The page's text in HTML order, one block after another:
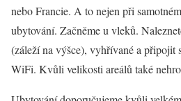
nebo Francie. A to nejen při
ubytování. Začněme u vleků.
(záleží na výšce), vyhřívané a připojit
WiFi. Kvůli velikosti areálů také